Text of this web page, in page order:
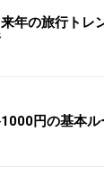
年の旅行トレ
円の基本ル